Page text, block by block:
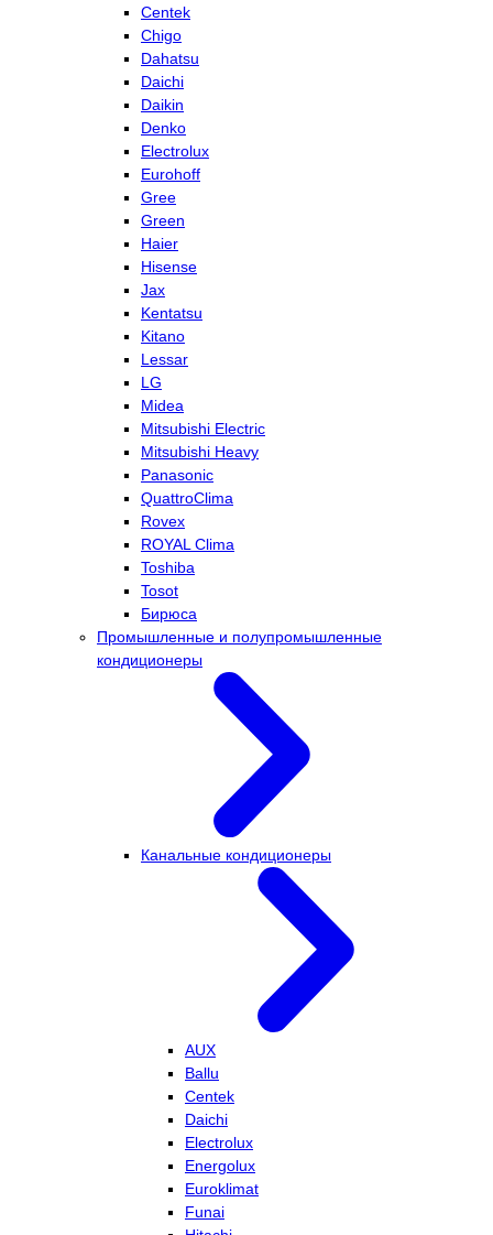
Centek
Chigo
Dahatsu
Daichi
Daikin
Denko
Electrolux
Eurohoff
Gree
Green
Haier
Hisense
Jax
Kentatsu
Kitano
Lessar
LG
Midea
Mitsubishi Electric
Mitsubishi Heavy
Panasonic
QuattroClima
Rovex
ROYAL Clima
Toshiba
Tosot
Бирюса
Промышленные и полупромышленные
кондиционеры
Канальные кондиционеры
AUX
Ballu
Centek
Daichi
Electrolux
Energolux
Euroklimat
Funai